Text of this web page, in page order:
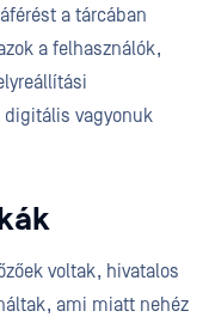
a tárcában
a felhasználók,
digitális vagyonuk
voltak, hivatalos
ami miatt nehéz